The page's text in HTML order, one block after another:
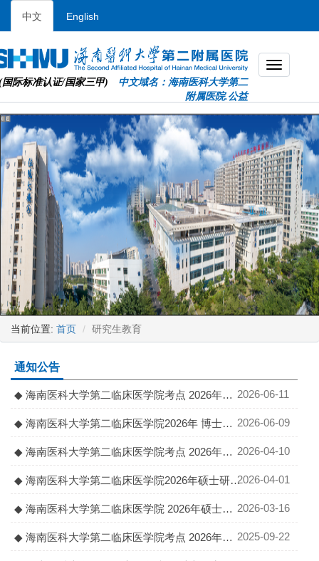
中文 English
国际标准认证/国家三甲) 中文域名：海南医科大学第二
附属医院.公益
当前位置: 首页 研究生教育
通知公告
◆ 海南医科大学第二临床医学院考点 2026年博
士研究生招生考试复试通知
2026-06-11
◆ 海南医科大学第二临床医学院2026年 博士研
究生招生复试录取工作实施细则
2026-06-09
◆ 海南医科大学第二临床医学院考点 2026年硕
士研究生招生考试一轮调剂复试通知
2026-04-10
◆ 海南医科大学第二临床医学院2026年硕士研究
生招生调剂工作实施细则
2026-04-01
◆ 海南医科大学第二临床医学院 2026年硕士研
究生招生复试录取实施细则
2026-03-16
◆ 海南医科大学第二临床医学院考点 2026年接
收推荐免试攻读硕士研究生复试通知
2025-09-22